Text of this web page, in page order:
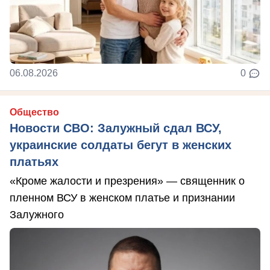
06.08.2026 0
Общество
Новости СВО: Залужный сдал ВСУ,
украинские солдаты бегут в женских
платьях
«Кроме жалости и презрения» — священник о
пленном ВСУ в женском платье и признании
Залужного